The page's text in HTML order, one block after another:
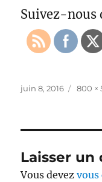
Suivez-nous
Publié
juin 8, 2016
Taille
800 ×
Laisser
Vous devezvous